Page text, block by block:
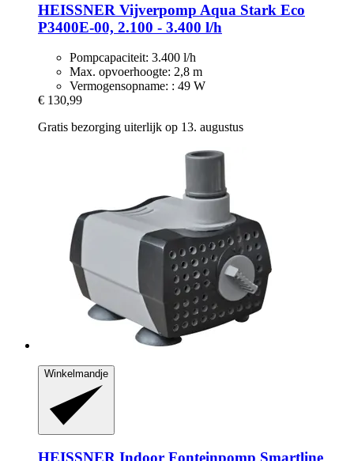
HEISSNER Vijverpomp Aqua Stark Eco
P3400E-​00, 2.100 -​ 3.400 l/h
Pompcapaciteit: 3.400 l/h
Max. opvoerhoogte: 2,8 m
Vermogensopname: : 49 W
€ 130,99
Gratis bezorging uiterlijk op 13. augustus
Winkelmandje